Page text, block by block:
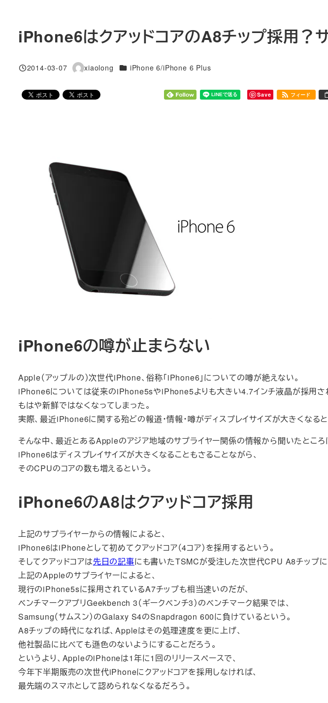
iPhone6はクアッドコアのA8チップ採用？
投稿日
2014-03-07
著
xiaolong カテゴリー
iPhone 6/iPhone 6 Plus
Save フィード
iPhone6の噂が止まらない
Apple（アップルの）次世代iPhone、俗称「iPhone6」についての噂が絶えない。
iPhone6については従来のiPhone5sやiPhone5よりも大きい4.7インチ液晶が採用さ
もはや新鮮ではなくなってしまった。
実際、最近iPhone6に関する殆どの報道・情報・噂がディスプレイサイズが大きくなる
そんな中、最近とあるAppleのアジア地域のサプライヤー関係の情報から聞いたところ
iPhone6はディスプレイサイズが大きくなることもさることながら、
そのCPUのコアの数も増えるという。
iPhone6のA8はクアッドコア採用
上記のサプライヤーからの情報によると、
iPhone6はiPhoneとして初めてクアッドコア（4コア）を採用するという。
そしてクアッドコアは先日の記事にも書いたTSMCが受注した次世代CPU A8チップに
上記のAppleのサプライヤーによると、
現行のiPhone5sに採用されているA7チップも相当速いのだが、
ベンチマークアプリGeekbench 3（ギークベンチ3）のベンチマーク結果では、
Samsung（サムスン）のGalaxy S4のSnapdragon 600に負けているという。
A8チップの時代になれば、Appleはその処理速度を更に上げ、
他社製品に比べても遜色のないようにすることだろう。
というより、AppleのiPhoneは1年に1回のリリースペースで、
今年下半期販売の次世代iPhoneにクアッドコアを採用しなければ、
最先端のスマホとして認められなくなるだろう。